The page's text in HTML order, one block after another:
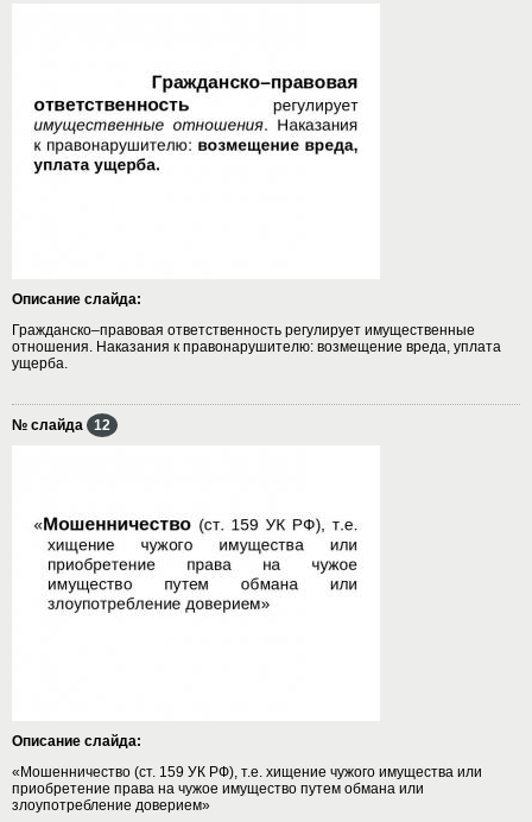
Описание слайда:
Гражданско–правовая ответственность регулирует имущественные
отношения. Наказания к правонарушителю: возмещение вреда, уплата
ущерба.
№ слайда 12
Описание слайда:
«Мошенничество (ст. 159 УК РФ), т.е. хищение чужого имущества или
приобретение права на чужое имущество путем обмана или
злоупотребление доверием»